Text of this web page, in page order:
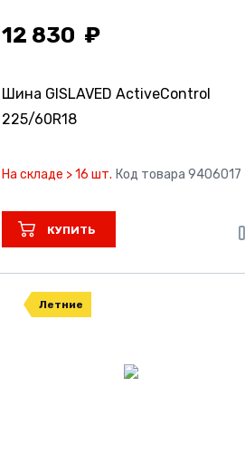
12 830
Шина GISLAVED ActiveControl
225/60R18
На складе > 16 шт. Код товара 9406017
КУПИТЬ
Летние